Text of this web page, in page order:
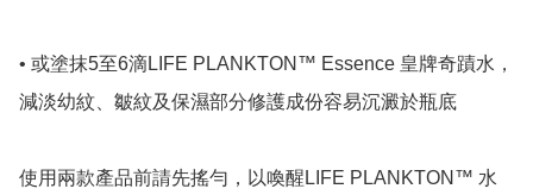
• 或塗抹5至6滴LIFE PLANKTON™ Essence 皇牌奇蹟水，
減淡幼紋、皺紋及保濕部分修護成份容易沉澱於瓶底
使用兩款產品前請先搖勻，以喚醒LIFE PLANKTON™ 水